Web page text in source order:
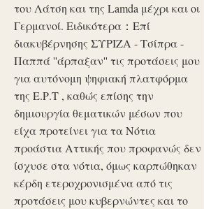
του Λάτση και της Lamda μέχρι και οι
Γερμανοί. Ειδικότερα：Επί
διακυβέρνησης ΣΥΡΙΖΑ - Τσίπρα -
Παππά ''άρπαξαν'' τις προτάσεις μου
για αυτόνομη ψηφιακή πλατφόρμα
της Ε.Ρ.Τ , καθώς επίσης την
δημιουργία θεματικών μέσων που
είχα προτείνει για τα Νότια
προάστια Αττικής που προφανώς δεν
ίσχυσε στα νότια, όμως καρπώθηκαν
κέρδη ετεροχρονισμένα από τις
προτάσεις μου κυβερνώντες και το